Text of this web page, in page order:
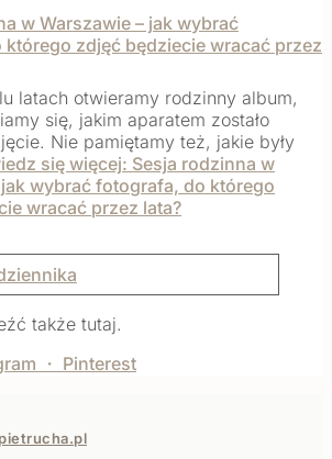
w Warszawie – jak wybrać
zdjęć będziecie wracać przez
latach otwieramy rodzinny album,
się, jakim aparatem zostało
Nie pamiętamy też, jakie były
się więcej: Sesja rodzinna w
wybrać fotografa, do którego
wracać przez lata?
także tutaj.
m ・ Pinterest